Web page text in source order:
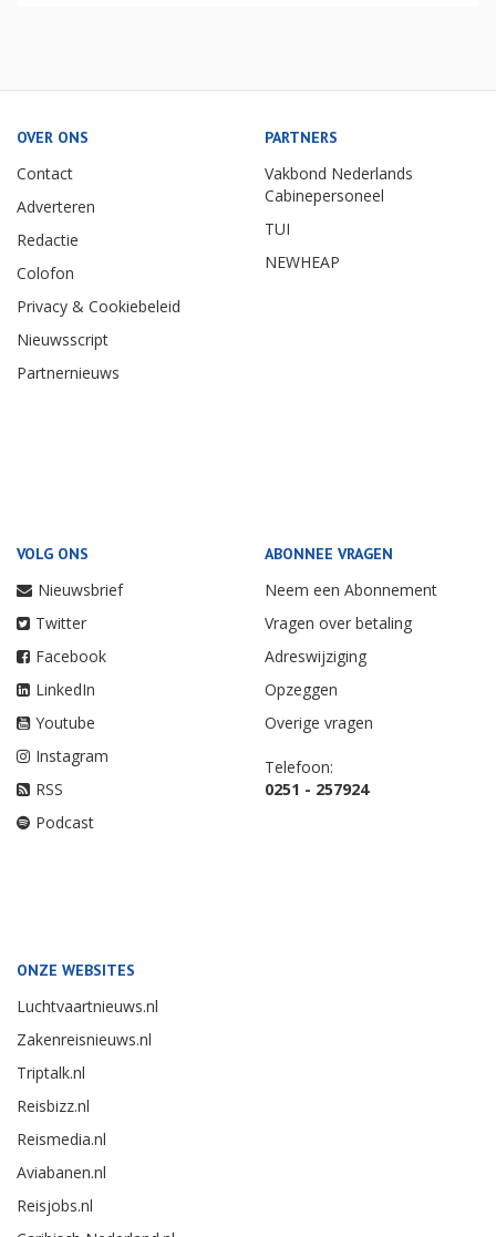
OVER ONS
Contact
Adverteren
Redactie
Colofon
Privacy & Cookiebeleid
Nieuwsscript
Partnernieuws
PARTNERS
Vakbond Nederlands
Cabinepersoneel
TUI
NEWHEAP
VOLG ONS
Nieuwsbrief
Twitter
Facebook
LinkedIn
Youtube
Instagram
RSS
Podcast
ABONNEE VRAGEN
Neem een Abonnement
Vragen over betaling
Adreswijziging
Opzeggen
Overige vragen
Telefoon:
0251 - 257924
ONZE WEBSITES
Luchtvaartnieuws.nl
Zakenreisnieuws.nl
Triptalk.nl
Reisbizz.nl
Reismedia.nl
Aviabanen.nl
Reisjobs.nl